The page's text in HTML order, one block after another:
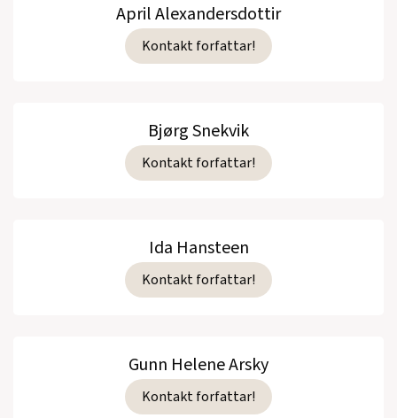
April Alexandersdottir
Kontakt forfattar!
Bjørg Snekvik
Kontakt forfattar!
Ida Hansteen
Kontakt forfattar!
Gunn Helene Arsky
Kontakt forfattar!